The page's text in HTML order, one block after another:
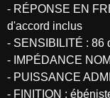
- RÉPONSE EN
d'accord inclus
- SENSIBILITÉ : 86
- IMPÉDANCE
- PUISSANCE
- FINITION :